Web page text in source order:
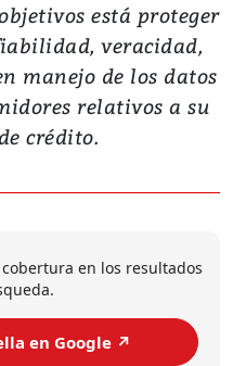
está proteger
veracidad,
manejo de los datos
relativos a su
crédito.
en los resultados
en Google ↗️